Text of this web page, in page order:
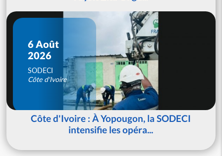
6 Août
2026
SODECI
Côte d'Ivoire
Côte d'Ivoire : À Yopougon, la SODECI
intensifie les opéra...